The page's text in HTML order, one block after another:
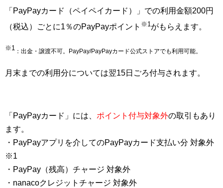
「PayPayカード（ペイペイカード）」での利用金額200円
（税込）ごとに1％のPayPayポイント ※1 がもらえます。
※1 ：出金・譲渡不可。PayPay/PayPayカード公式ストアでも利用可能。
月末までの利用分については翌15日ごろ付与されます。
「PayPayカード」には、 ポイント付与対象外の取引もあり
ます。
・PayPayアプリを介してのPayPayカード支払い分 対象外
※1
・PayPay（残高）チャージ 対象外
・nanacoクレジットチャージ 対象外